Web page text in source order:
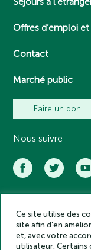
Offres d’emploi
Contact
Marché public
Faire un don
Nous suivre
Académie des
Ce site utilise des
site afin d’en
et, avec votre
utilisateur. Certains